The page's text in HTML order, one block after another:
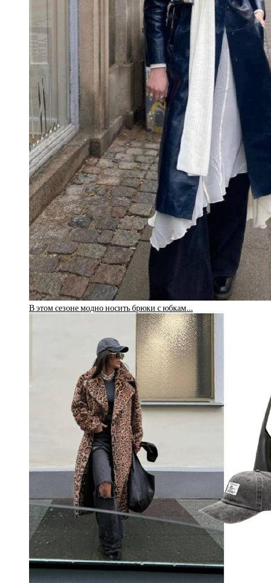
В этом сезоне модно носить брюки с юбкам…